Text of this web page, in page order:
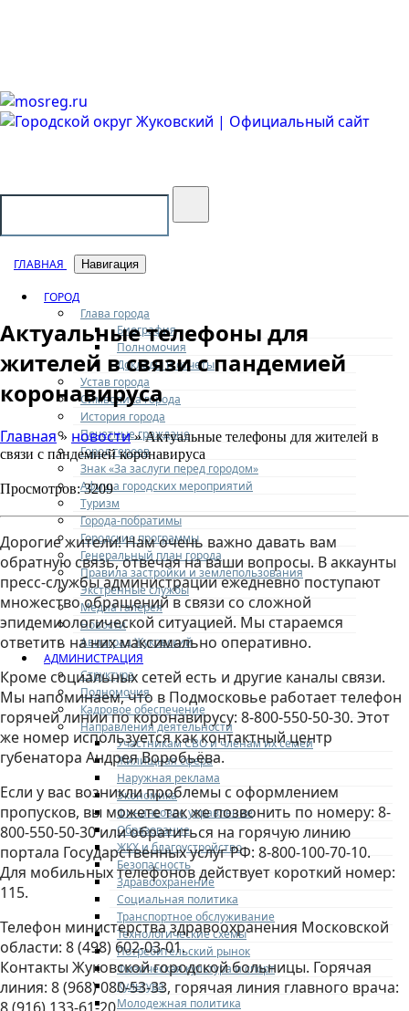
ГЛАВНАЯ Навигация
ГОРОД
Глава города
Биография
Полномочия
Доклады и отчеты
Устав города
Символика города
История города
Почетные граждане
Город героев
Знак «За заслуги перед городом»
Афиша городских мероприятий
Туризм
Города-побратимы
Городские программы
Генеральный план города
Правила застройки и землепользования
Экстренные службы
Медиа галерея
Новости
Авиаград Жуковский
АДМИНИСТРАЦИЯ
Структура
Полномочия
Кадровое обеспечение
Направления деятельности
Участникам СВО и членам их семей
Жилищная сфера
Наружная реклама
Экономика
Финансовое управление
Образование
ЖКХ и благоустройство
Безопасность
Здравоохранение
Социальная политика
Транспортное обслуживание
Технологические схемы
Потребительский рынок
Физическая культура и спорт
Культура
Молодежная политика
Актуальные телефоны для
жителей в связи с пандемией
коронавируса
Главная» новости» Актуальные телефоны для жителей в
связи с пандемией коронавируса
Просмотров: 3209
Дорогие жители! Нам очень важно давать вам
обратную связь, отвечая на ваши вопросы. В аккаунты
пресс-службы администрации ежедневно поступают
множество обращений в связи со сложной
эпидемиологической ситуацией. Мы стараемся
ответить на них максимально оперативно.
Кроме социальных сетей есть и другие каналы связи.
Мы напоминаем, что в Подмосковье работает телефон
горячей линии по коронавирусу: 8-800-550-50-30. Этот
же номер используется как контактный центр
губенатора Андрея Воробьёва.
Если у вас возникли проблемы с оформлением
пропусков, вы можете так же позвонить по номеру: 8-
800-550-50-30 или обратиться на горячую линию
портала Государственных услуг РФ: 8-800-100-70-10.
Для мобильных телефонов действует короткий номер:
115.
Телефон министерства здравоохранения Московской
области: 8 (498) 602-03-01.
Контакты Жуковской городской больницы. Горячая
линия: 8 (968) 080-53-33, горячая линия главного врача: